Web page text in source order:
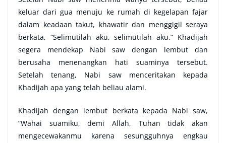
keluar dari gua menuju ke rumah di kegelapan fajar
dalam keadaan takut, khawatir dan menggigil seraya
berkata, “Selimutilah aku, selimutilah aku.” Khadijah
segera mendekap Nabi saw dengan lembut dan
berusaha menenangkan hati suaminya tersebut.
Setelah tenang, Nabi saw menceritakan kepada
Khadijah apa yang telah beliau alami.
Khadijah dengan lembut berkata kepada Nabi saw,
“Wahai suamiku, demi Allah, Tuhan tidak akan
mengecewakanmu karena sesungguhnya engkau